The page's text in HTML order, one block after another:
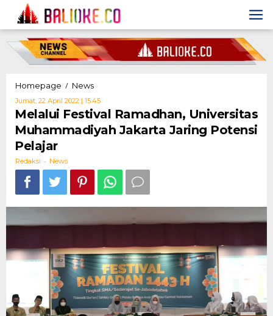
content
Homepage / NewsMelalui
Festival
Ramadhan,
Universitas
Muhammadiyah
Jakarta
Pelajar
Jumat, 22 April 2022 | 15:45Oleh
Redaksi
Melalui Festival Ramadhan, Universitas
Muhammadiyah Jakarta Jaring Potensi
Pelajar
Redaksi - News